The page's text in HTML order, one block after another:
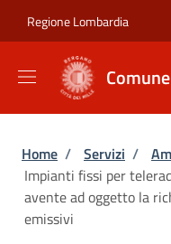
Regione Lombardia
Briciole di
Home / Servizi /
Impianti fissi per
avente ad oggetto la
emissivi